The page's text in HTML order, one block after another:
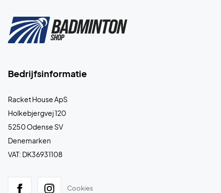
Bedrijfsinformatie
Racket House ApS
Holkebjergvej 120
5250 Odense SV
Denemarken
VAT: DK36931108
Cookies